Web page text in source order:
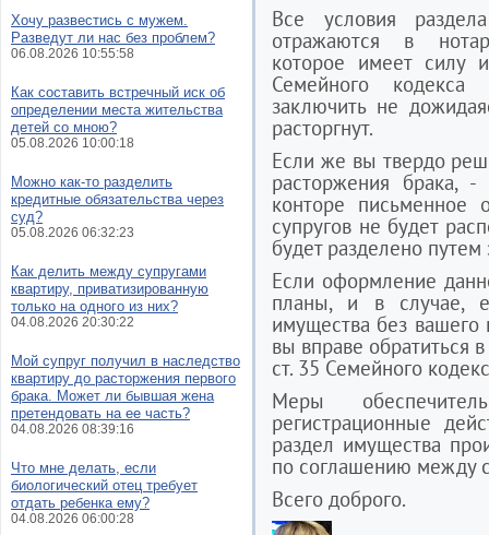
Все условия
отражаются в
которое имеет силу
Семейного
заключить не
расторгнут.
Если же вы твердо
расторжения брака,
конторе письменное
супругов не будет
будет разделено
Если оформление
планы, и в случае,
имущества без вашего
вы вправе обратиться
ст. 35 Семейного
Меры
регистрационные
раздел имущества
по соглашению между
Всего доброго.
Хочу развестись с мужем.
Разведут ли нас без проблем?
06.08.2026 10:55:58
Как составить встречный иск об
определении места жительства
детей со мною?
05.08.2026 10:00:18
Можно как-то разделить
кредитные обязательства через
суд?
05.08.2026 06:32:23
Как делить между супругами
квартиру, приватизированную
только на одного из них?
04.08.2026 20:30:22
Мой супруг получил в наследство
квартиру до расторжения первого
брака. Может ли бывшая жена
претендовать на ее часть?
04.08.2026 08:39:16
Что мне делать, если
биологический отец требует
отдать ребенка ему?
04.08.2026 06:00:28